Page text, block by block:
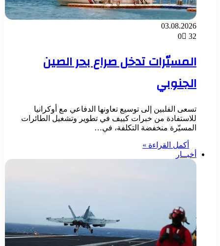
03.08.2026
0
32
المسيّرات تدخل صراع بحر الصين
الجنوبي
تسعى الفلبين إلى توسيع تعاونها الدفاعي مع أوكرانيا
للاستفادة من خبرات كييف في تطوير وتشغيل الطائرات
المسيّرة منخفضة التكلفة، في…
أكمل القراءة »
أخبــار